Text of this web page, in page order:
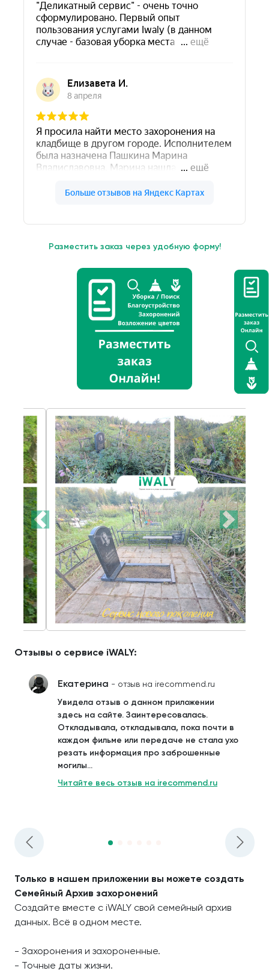
Разместить заказ через удобную форму!
Отзывы о сервисе iWALY:
Екатерина - отзыв на irecommend.ru
Увидела отзыв о данном приложении
здесь на сайте. Заинтересовалась.
Откладывала, откладывала, пока почти в
каждом фильме или передаче не стала ухо
резать информация про заброшенные
могилы...
Читайте весь отзыв на irecommend.ru
Только в нашем приложении вы можете создать
Семейный Архив захоронений
Создайте вместе с iWALY свой семейный архив
данных. Всё в одном месте.
- Захоронения и захороненные.
- Точные даты жизни.